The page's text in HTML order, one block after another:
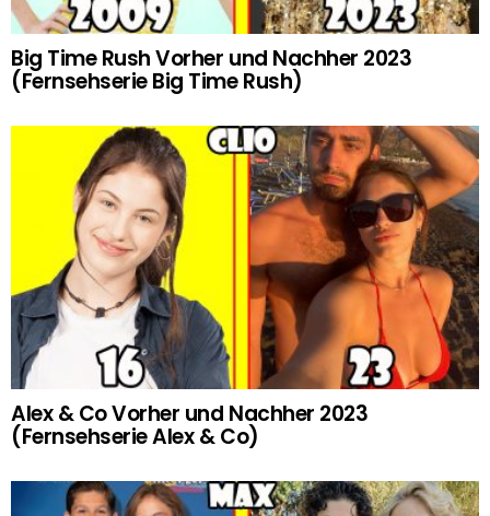
Big Time Rush Vorher und Nachher 2023
(Fernsehserie Big Time Rush)
Alex & Co Vorher und Nachher 2023
(Fernsehserie Alex & Co)